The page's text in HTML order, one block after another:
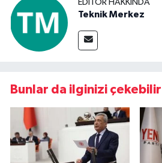
EDITÖR HAKKINDA
Teknik Merkez
Bunlar da ilginizi çekebilir
Yemek